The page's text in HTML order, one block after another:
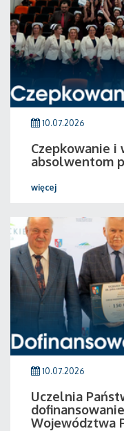
10.07.2026
Czepkowanie i
absolwentom
więcej
10.07.2026
Uczelnia
Województwa